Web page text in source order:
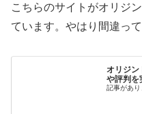
こちらのサイトがオリジ
ています。やはり間違っ
オリジン
や評判を
記事があり